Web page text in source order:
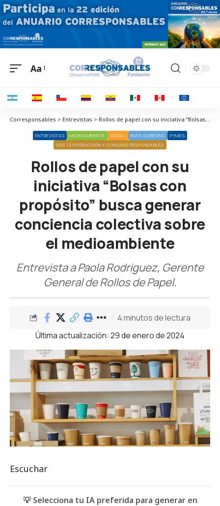
Aa
Corresponsables > Entrevistas > Rollos de papel con su iniciativa “Bolsas con propósito” busca generar conciencia colectiva sobre el medioambiente
ENTREVISTAS MEDIOAMBIENTE SOCIAL BUEN GOBIERNO
PYMES
ODS 12 PRODUCCIÓN Y CONSUMO RESPONSABLES
Rollos de papel con su
iniciativa “Bolsas con
propósito” busca generar
conciencia colectiva sobre
el medioambiente
Entrevista a Paola Rodriguez, Gerente
General de Rollos de Papel.
Última actualización: 29 de enero de 2024
4 minutos de lectura
Escuchar
💡 Selecciona tu IA preferida para generar en